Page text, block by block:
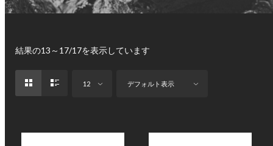
結果の13～17/17を表示しています
12 デフォルト表示